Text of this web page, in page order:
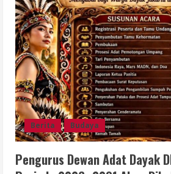
Berita Budaya
Pengurus Dewan Adat Dayak